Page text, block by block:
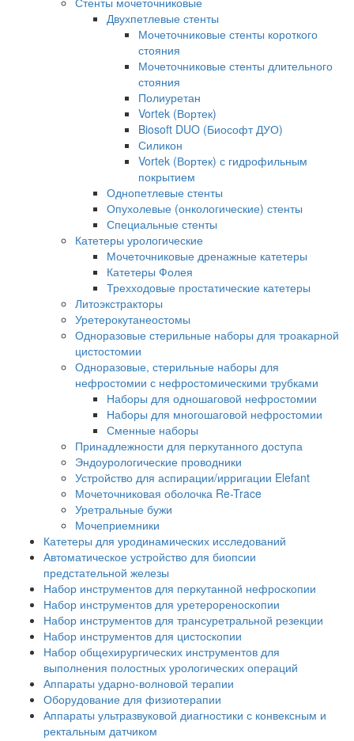
Двухпетлевые стенты
Мочеточниковые стенты короткого
стояния
Мочеточниковые стенты длительного
стояния
Полиуретан
Vortek (Вортек)
Biosoft DUO (Биософт ДУО)
Силикон
Vortek (Вортек) с гидрофильным
покрытием
Однопетлевые стенты
Опухолевые (онкологические) стенты
Специальные стенты
Катетеры урологические
Мочеточниковые дренажные катетеры
Катетеры Фолея
Трехходовые простатические катетеры
Литоэкстракторы
Уретерокутанеостомы
Одноразовые стерильные наборы для троакарной
цистостомии
Одноразовые, стерильные наборы для
нефростомии с нефростомическими трубками
Наборы для одношаговой нефростомии
Наборы для многошаговой нефростомии
Сменные наборы
Принадлежности для перкутанного доступа
Эндоурологические проводники
Устройство для аспирации/ирригации Elefant
Мочеточниковая оболочка Re-Trace
Уретральные бужи
Мочеприемники
Катетеры для уродинамических исследований
Автоматическое устройство для биопсии
предстательной железы
Набор инструментов для перкутанной нефроскопии
Набор инструментов для уретерореноскопии
Набор инструментов для трансуретральной резекции
Набор инструментов для цистоскопии
Набор общехирургических инструментов для
выполнения полостных урологических операций
Аппараты ударно-волновой терапии
Оборудование для физиотерапии
Аппараты ультразвуковой диагностики с конвексным и
ректальным датчиком